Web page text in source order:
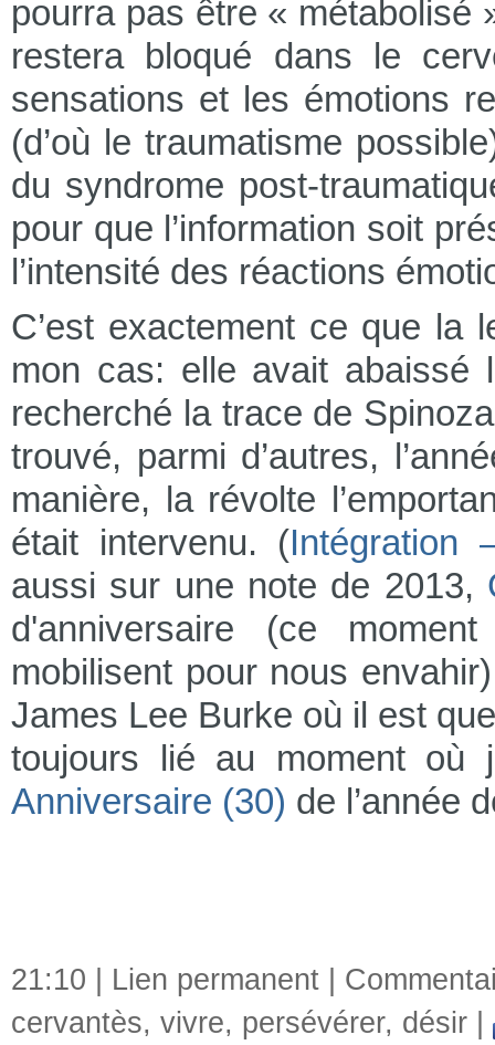
pourra pas être « métabolisé
restera bloqué dans le
sensations et les émotions
(d’où le traumatisme
du syndrome post-
pour que l’information soit
l’intensité des réactions
C’est exactement ce que la
mon cas: elle avait abaissé
recherché la trace de
trouvé, parmi d’autres,
manière, la révolte
était intervenu. (Intégration
aussi sur une note de 2013,
d'anniversaire (ce
mobilisent pour nous
James Lee Burke où il est
toujours lié au moment où
Anniversaire (30) de l’année
21:10 | Lien permanent
cervantès, vivre, persévérer, désir